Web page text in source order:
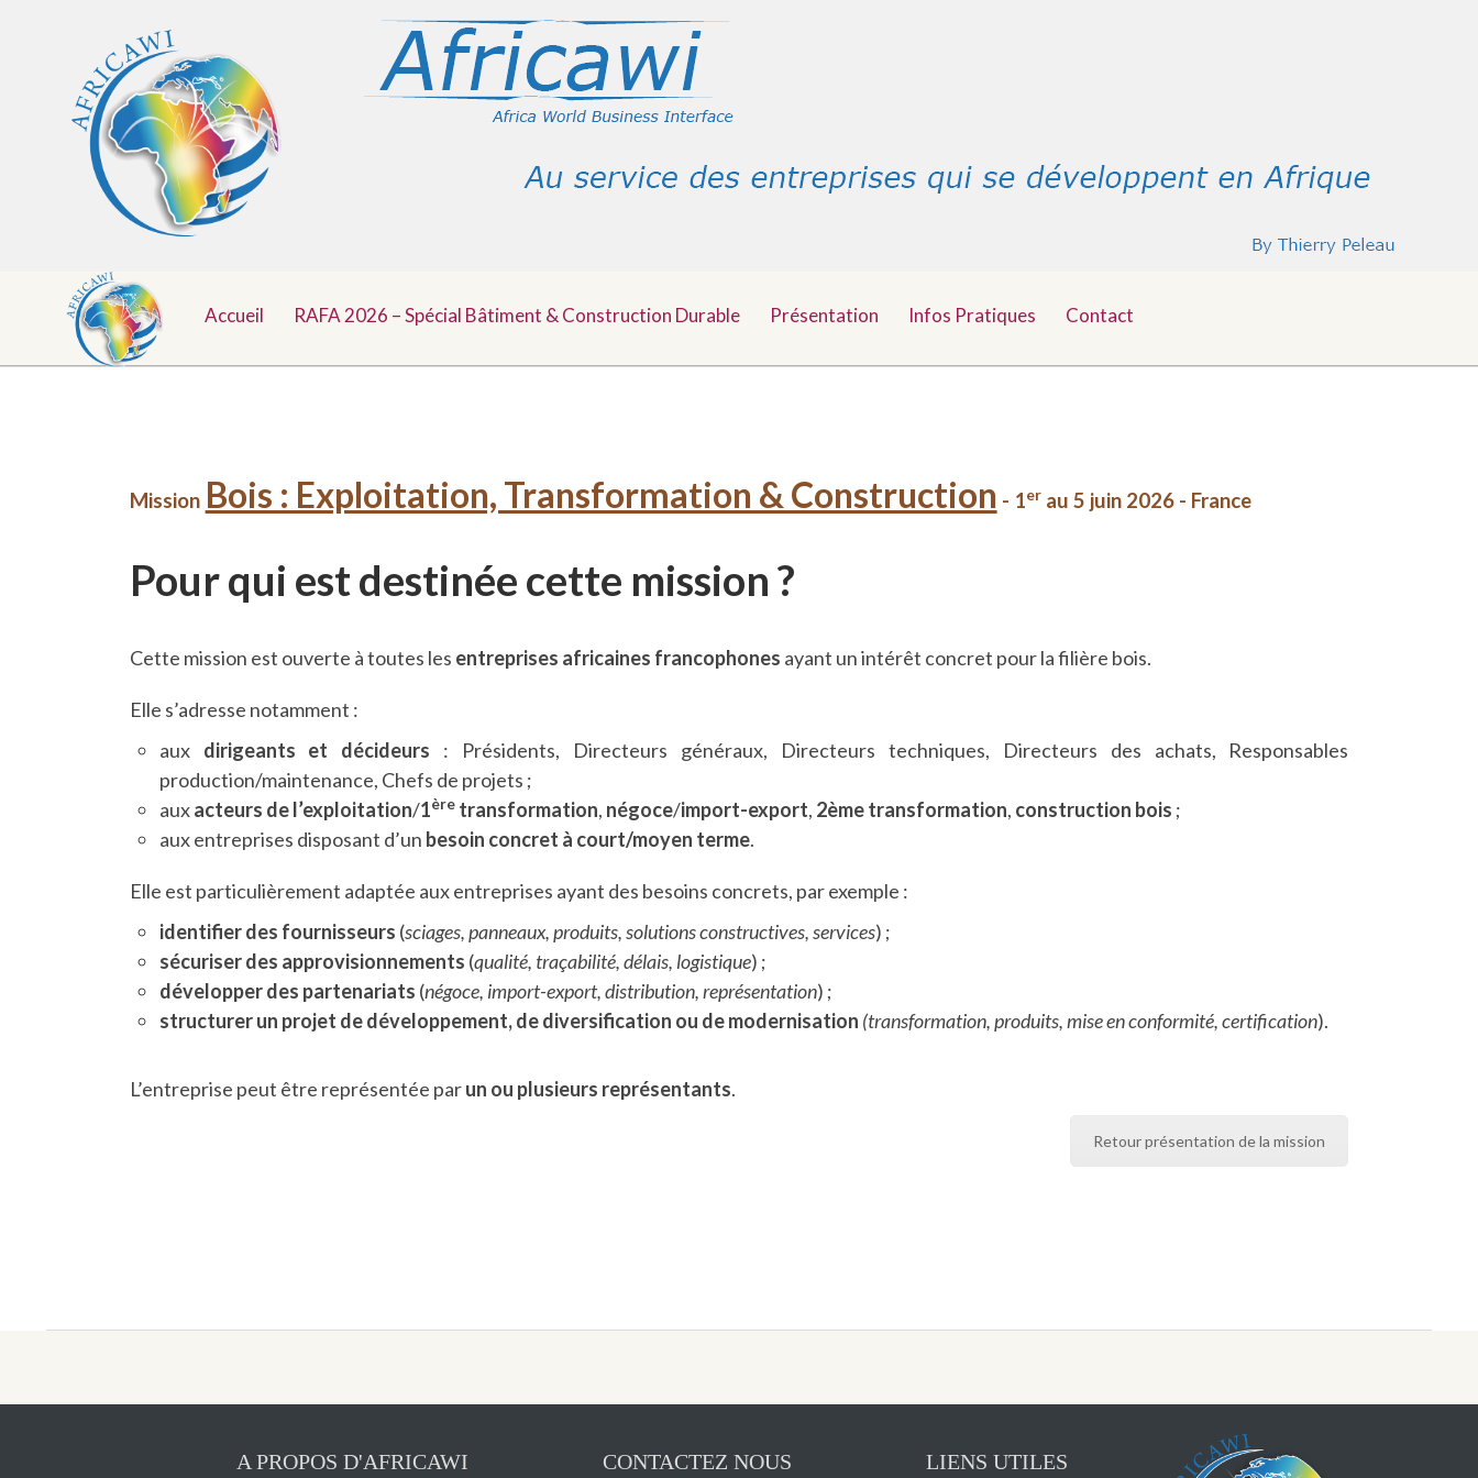
Top
Accueil RAFA 2026 – Spécial Bâtiment & Construction Durable Présentation Infos Pratiques Contact
Mission Bois : Exploitation, Transformation & Construction - 1erau 5 juin 2026 - France
Pour qui est destinée cette mission ?
Cette mission est ouverte à toutes les entreprises africaines francophones ayant un intérêt concret pour la filière bois.
Elle s’adresse notamment :
aux dirigeants et décideurs : Présidents, Directeurs généraux, Directeurs techniques, Directeurs des achats, Responsables
production/maintenance, Chefs de projets ;
auxacteurs de l’exploitation/1èretransformation, négoce/import-export, 2ème transformation, construction bois ;
aux entreprises disposant d’un besoin concret à court/moyen terme.
Elle est particulièrement adaptée aux entreprises ayant des besoins concrets, par exemple :
identifier des fournisseurs (sciages, panneaux, produits, solutions constructives, services) ;
sécuriser des approvisionnements (qualité, traçabilité, délais, logistique) ;
développer des partenariats (négoce, import-export, distribution, représentation) ;
structurer un projet de développement, de diversification ou de modernisation (transformation, produits, mise en conformité, certification).
L’entreprise peut être représentée parun ou plusieurs représentants.
Retour présentation de la mission
A PROPOS D'AFRICAWI CONTACTEZ NOUS LIENS UTILES